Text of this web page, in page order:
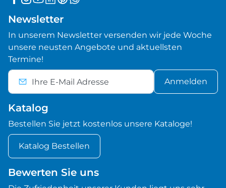
Newsletter
In unserem Newsletter versenden wir jede Woche
unsere neusten Angebote und aktuellsten
Termine!
Anmelden
Katalog
Bestellen Sie jetzt kostenlos unsere Kataloge!
Katalog Bestellen
Bewerten Sie uns